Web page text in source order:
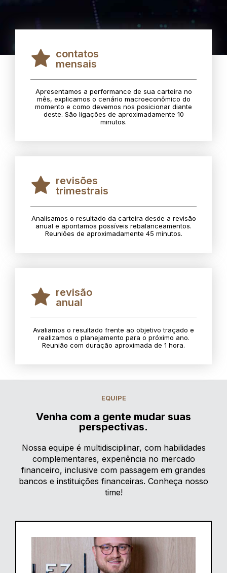
contatos
mensais
Apresentamos a performance de sua carteira no
mês, explicamos o cenário macroeconômico do
momento e como devemos nos posicionar diante
deste. São ligações de aproximadamente 10
minutos.
revisões
trimestrais
Analisamos o resultado da carteira desde a revisão
anual e apontamos possíveis rebalanceamentos.
Reuniões de aproximadamente 45 minutos.
revisão
anual
Avaliamos o resultado frente ao objetivo traçado e
realizamos o planejamento para o próximo ano.
Reunião com duração aproximada de 1 hora.
EQUIPE
Venha com a gente mudar suas
perspectivas.
Nossa equipe é multidisciplinar, com habilidades
complementares, experiência no mercado
financeiro, inclusive com passagem em grandes
bancos e instituições financeiras. Conheça nosso
time!